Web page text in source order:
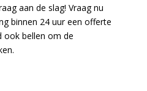
aan de slag! Vraag nu
binnen 24 uur een offerte
ook bellen om de